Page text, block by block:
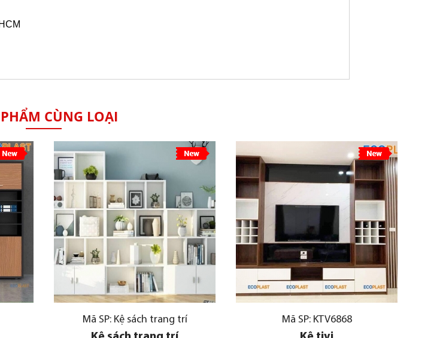
CÙNG LOẠI
Mã SP: Kệ sách trang trí Mã SP: KTV6868